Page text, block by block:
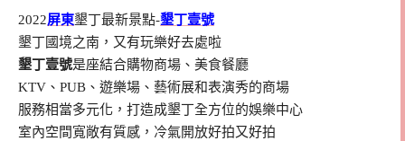
2022屏東墾丁最新景點-墾丁壹號
墾丁國境之南，又有玩樂好去處啦
墾丁壹號是座結合購物商場、美食餐廳
KTV、PUB、遊樂場、藝術展和表演秀的商場
服務相當多元化，打造成墾丁全方位的娛樂中心
室內空間寬敞有質感，冷氣開放好拍又好拍